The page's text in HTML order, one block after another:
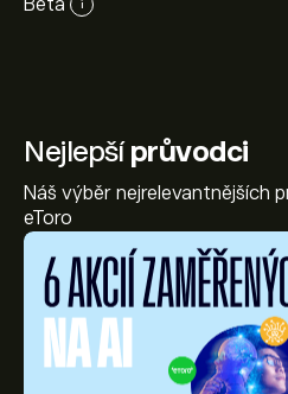
i
Nejlepšíprůvodci
Náš výběr nejrelevantnějších
eToro